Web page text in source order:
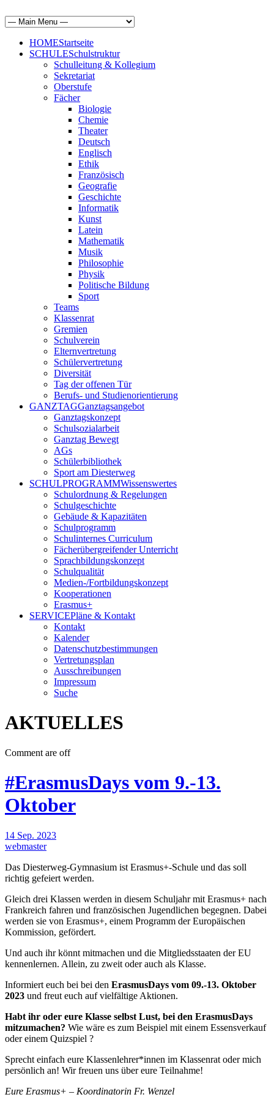
HOMEStartseite
SCHULESchulstruktur
Schulleitung & Kollegium
Sekretariat
Oberstufe
Fächer
Biologie
Chemie
Theater
Deutsch
Englisch
Ethik
Französisch
Geografie
Geschichte
Informatik
Kunst
Latein
Mathematik
Musik
Philosophie
Physik
Politische Bildung
Sport
Teams
Klassenrat
Gremien
Schulverein
Elternvertretung
Schülervertretung
Diversität
Tag der offenen Tür
Berufs- und Studienorientierung
GANZTAGGanztagsangebot
Ganztagskonzept
Schulsozialarbeit
Ganztag Bewegt
AGs
Schülerbibliothek
Sport am Diesterweg
SCHULPROGRAMMWissenswertes
Schulordnung & Regelungen
Schulgeschichte
Gebäude & Kapazitäten
Schulprogramm
Schulinternes Curriculum
Fächerübergreifender Unterricht
Sprachbildungskonzept
Schulqualität
Medien-/Fortbildungskonzept
Kooperationen
Erasmus+
SERVICEPläne & Kontakt
Kontakt
Kalender
Datenschutzbestimmungen
Vertretungsplan
Ausschreibungen
Impressum
Suche
AKTUELLES
Comment are off
#ErasmusDays vom 9.-13.
Oktober
14 Sep. 2023
webmaster
Das Diesterweg-Gymnasium ist Erasmus+-Schule und das soll
richtig gefeiert werden.
Gleich drei Klassen werden in diesem Schuljahr mit Erasmus+ nach
Frankreich fahren und französischen Jugendlichen begegnen. Dabei
werden sie von Erasmus+, einem Programm der Europäischen
Kommission, gefördert.
Und auch ihr könnt mitmachen und die Mitgliedsstaaten der EU
kennenlernen. Allein, zu zweit oder auch als Klasse.
Informiert euch bei bei den ErasmusDays vom 09.-13. Oktober
2023 und freut euch auf vielfältige Aktionen.
Habt ihr oder eure Klasse selbst Lust, bei den ErasmusDays
mitzumachen? Wie wäre es zum Beispiel mit einem Essensverkauf
oder einem Quizspiel ?
Sprecht einfach eure Klassenlehrer*innen im Klassenrat oder mich
persönlich an! Wir freuen uns über eure Teilnahme!
Eure Erasmus+ – Koordinatorin Fr. Wenzel